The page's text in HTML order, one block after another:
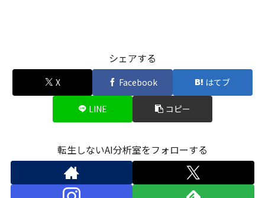
シェアする
X Facebook はてブ
LINE コピー
転生しないAI分析室をフォローする